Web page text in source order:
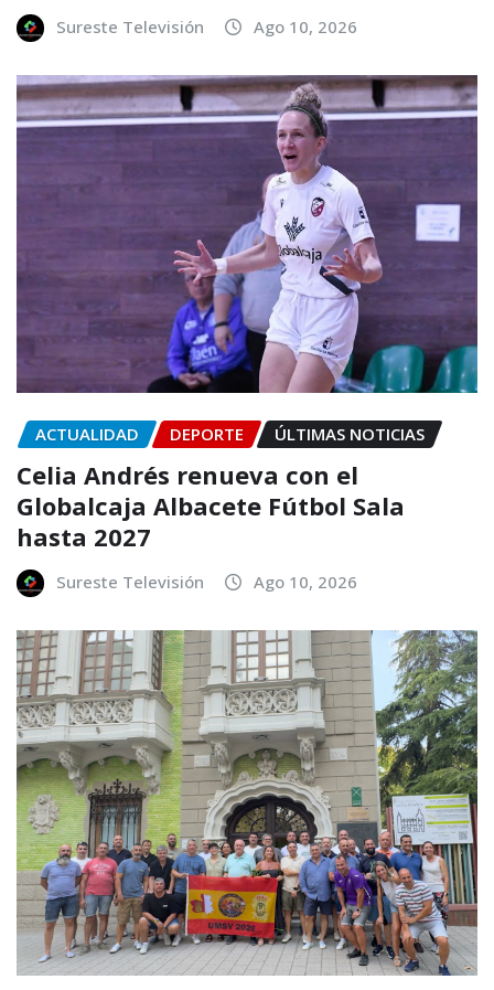
Sureste Televisión Ago 10, 2026
ACTUALIDAD DEPORTE ÚLTIMAS NOTICIAS
Celia Andrés renueva con el
Globalcaja Albacete Fútbol Sala
hasta 2027
Sureste Televisión Ago 10, 2026